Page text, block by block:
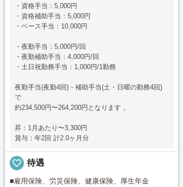
・資格手当：5,000円
・資格補助手当：5,000円
・ベース手当：10,000円
・夜勤手当：5,000円/回
・夜勤補助手当：4,000円/回
・土日祝勤務手当：1,000円/1勤務
夜勤手当(夜勤4回)・補助手当(土・日曜の勤務4回)
で
約234,500円〜264,200円となります 。
昇：1月あたり〜3,300円
賞与：年2回 計2.0ヶ月分
favorite_border 待遇
■雇用保険、労災保険、健康保険、厚生年金